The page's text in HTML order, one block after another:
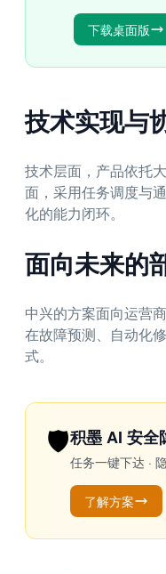
下载桌面版
技术实现与
技术层面，产品依托
面，采用任务调度与
化的能力闭环。
面向未来的
中兴的方案面向运营
在故障预测、自动化
式。
🛡️积墨 AI 安全
任务一键下达 ·
了解方案